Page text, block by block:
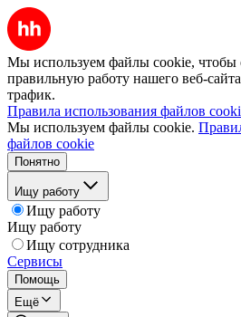
Мы используем файлы cookie, чтобы
правильную работу нашего веб-
трафик.
Правила использования файлов
Мы используем файлы cookie.
файлов cookie
Понятно
Ищу работу
Ищу работу
Ищу работу
Ищу сотрудника
Сервисы
Помощь
Ещё